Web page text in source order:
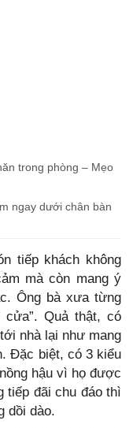
trong phòng – Mẹo
ngay dưới chân bàn
tiếp khách không
mà còn mang ý
Ông bà xưa từng
cửa”. Quả thật, có
nhà lại như mang
Đặc biệt, có 3 kiểu
hậu vì họ được
tiếp đãi chu đáo thì
dồi dào.